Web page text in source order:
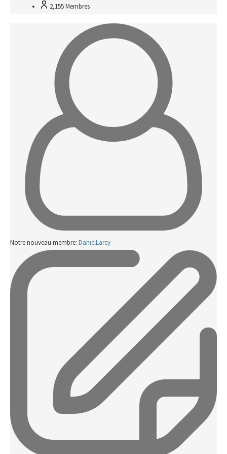
2,155Membres
Notre nouveau membre: DanielLarcy